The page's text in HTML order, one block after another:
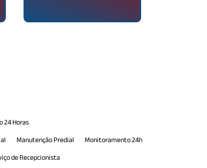
24 Horas
Manutenção Predial
Monitoramento 24h
de Recepcionista